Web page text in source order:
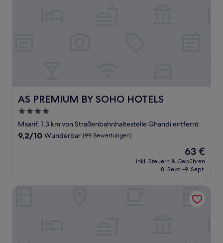
AS PREMIUM BY SOHO HOTELS
AS PREMIUM BY SOHO HOTELS
4.0-
Sterne-
Unterkunft
Maarif, 1,3 km von Straßenbahnhaltestelle Ghandi entfernt
9.2
9,2/10 Wunderbar (99 Bewertungen)
Der
Preis
beträgt
63 €
inkl. Steuern & Gebühren
8. Sept.–9. Sept.